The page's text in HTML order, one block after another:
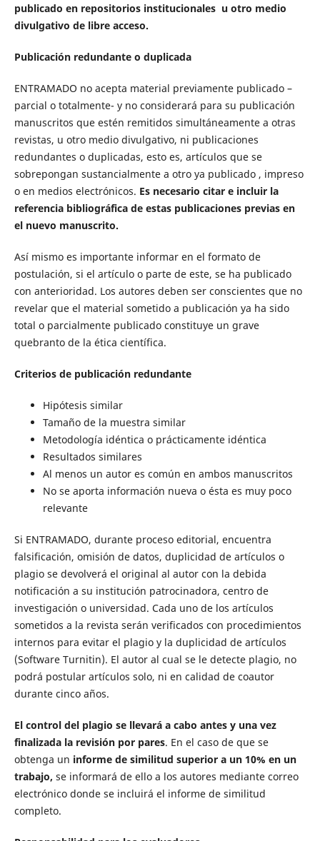
publicado en repositorios institucionales u otro medio
divulgativo de libre acceso.
Publicación redundante o duplicada
ENTRAMADO no acepta material previamente publicado –
parcial o totalmente- y no considerará para su publicación
manuscritos que estén remitidos simultáneamente a otras
revistas, u otro medio divulgativo, ni publicaciones
redundantes o duplicadas, esto es, artículos que se
sobrepongan sustancialmente a otro ya publicado , impreso
o en medios electrónicos. Es necesario citar e incluir la
referencia bibliográfica de estas publicaciones previas en
el nuevo manuscrito.
Así mismo es importante informar en el formato de
postulación, si el artículo o parte de este, se ha publicado
con anterioridad. Los autores deben ser conscientes que no
revelar que el material sometido a publicación ya ha sido
total o parcialmente publicado constituye un grave
quebranto de la ética científica.
Criterios de publicación redundante
Hipótesis similar
Tamaño de la muestra similar
Metodología idéntica o prácticamente idéntica
Resultados similares
Al menos un autor es común en ambos manuscritos
No se aporta información nueva o ésta es muy poco
relevante
Si ENTRAMADO, durante proceso editorial, encuentra
falsificación, omisión de datos, duplicidad de artículos o
plagio se devolverá el original al autor con la debida
notificación a su institución patrocinadora, centro de
investigación o universidad. Cada uno de los artículos
sometidos a la revista serán verificados con procedimientos
internos para evitar el plagio y la duplicidad de artículos
(Software Turnitin). El autor al cual se le detecte plagio, no
podrá postular artículos solo, ni en calidad de coautor
durante cinco años.
El control del plagio se llevará a cabo antes y una vez
finalizada la revisión por pares. En el caso de que se
obtenga un informe de similitud superior a un 10% en un
trabajo, se informará de ello a los autores mediante correo
electrónico donde se incluirá el informe de similitud
completo.